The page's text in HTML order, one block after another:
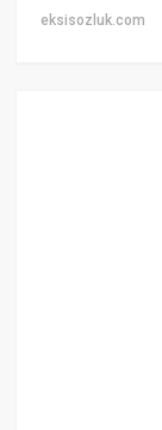
eksisozluk.com